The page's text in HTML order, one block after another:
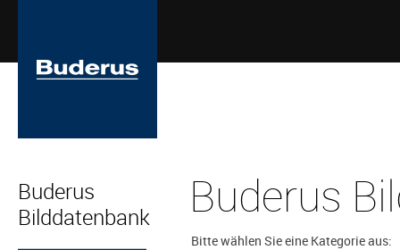
Buderus
Bilddatenbank
Buderus
Bitte wählen Sie eine Kategorie aus: